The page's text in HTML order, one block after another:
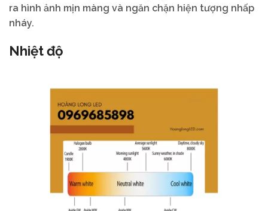
ra hình ảnh mịn màng và ngăn chặn hiện tượng nhấp
nháy.
Nhiệt độ